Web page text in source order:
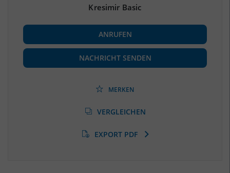
BESCHÄFTIGUNG
Beschäftigte
(Landkreis / Kreisfreie Stadt)
206.939
(Landkreis / Kreisfreie Stadt)
(Stand: 01/2020)
Kresimir Basic
ANRUFEN
NACHRICHT SENDEN
MERKEN
VERGLEICHEN
EXPORT PDF